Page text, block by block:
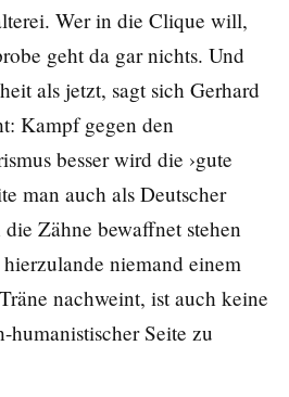
Wer in die Clique will,
geht da gar nichts. Und
als jetzt, sagt sich Gerhard
Kampf gegen den
besser wird die ›gute
man auch als Deutscher
Zähne bewaffnet stehen
niemand einem
nachweint, ist auch keine
Seite zu